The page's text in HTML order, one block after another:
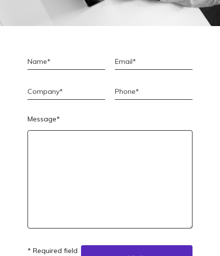
Message*
* Required field